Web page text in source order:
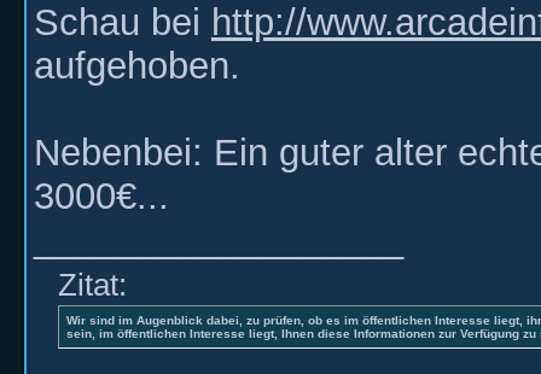
Schau bei http://
aufgehoben.
Nebenbei: Ein guter alter
3000€...
Zitat:
Wir sind im Augenblick dabei, zu prüfen, ob es im öffentlichen Interesse liegt,
sein, im öffentlichen Interesse liegt, Ihnen diese Informationen zur Verfügung zu